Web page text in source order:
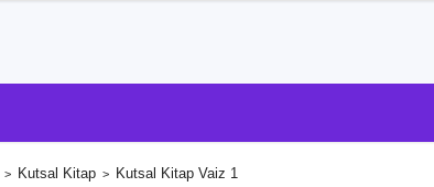
Kutsal Kitap Kutsal Kitap Vaiz 1